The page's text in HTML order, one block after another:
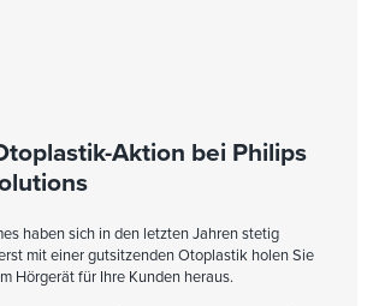
Aktion bei Philips
haben sich in den letzten Jahren stetig
mit einer gutsitzenden Otoplastik holen Sie
Hörgerät für Ihre Kunden heraus.